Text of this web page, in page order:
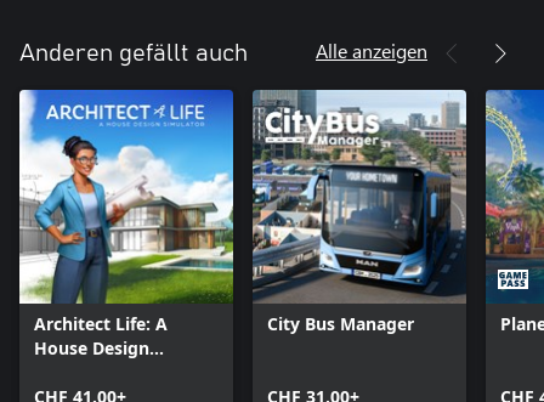
Anderen gefällt auch Alle anzeigen
Architect Life: A
House Design
CHF 41.00+
City Bus Manager
CHF 31.00+ CHF